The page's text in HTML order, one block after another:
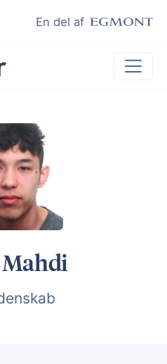
En del af